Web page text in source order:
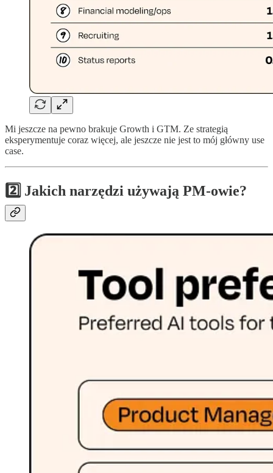
Mi jeszcze na pewno brakuje Growth i GTM. Ze strategią
eksperymentuje coraz więcej, ale jeszcze nie jest to mój główny use
case.
2️⃣ Jakich narzędzi używają PM-owie?